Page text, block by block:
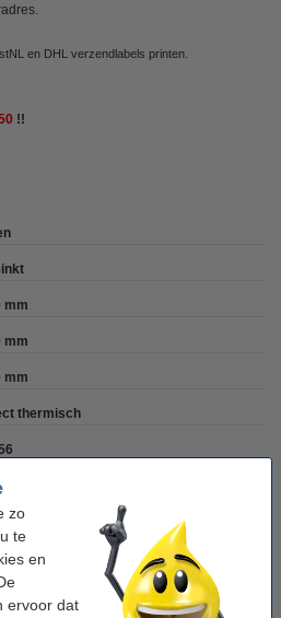
zo
te
en
ervoor dat
en DHL verzendlabels printen.
!!
mm
mm
mm
thermisch
/ Mac OS